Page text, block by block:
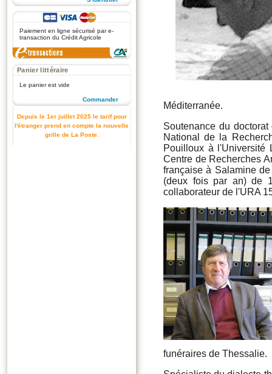
Paiement en ligne sécurisé par e-
transaction du Crédit Agricole
Panier littéraire
Le panier est vide
Commander
Depuis le 1er juillet 2025 le tarif pour
l'étranger prend en compte la nouvelle
grille de La Poste.
Méditerranée.
Soutenance du
National de la
Pouilloux à l'Université
Centre de Recherches
française à Salamine
(deux fois par an) de
collaborateur de l'URA
funéraires de Thessalie.